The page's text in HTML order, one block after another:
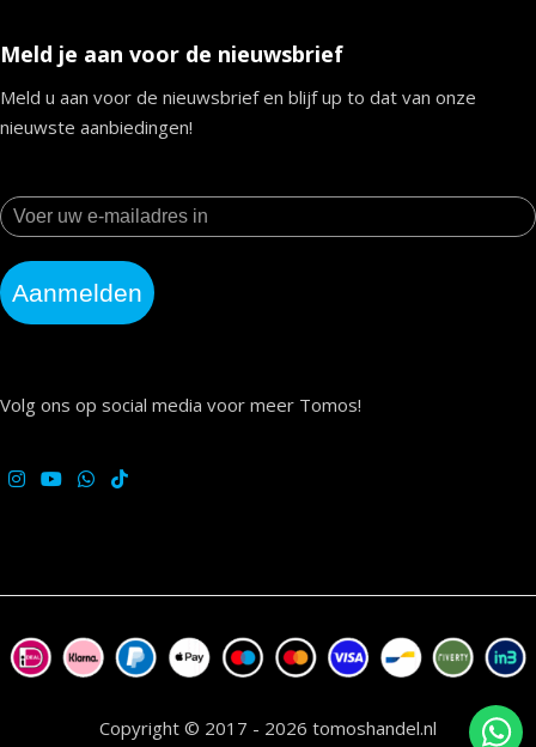
Meld je aan voor de nieuwsbrief
Meld u aan voor de nieuwsbrief en blijf up to dat van onze
nieuwste aanbiedingen!
Aanmelden
Volg ons op social media voor meer Tomos!
Copyright © 2017 - 2026 tomoshandel.nl